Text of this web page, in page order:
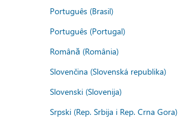
Português (Brasil)
Português (Portugal)
Română (România)
Slovenčina (Slovenská republika)
Slovenski (Slovenija)
Srpski (Rep. Srbija i Rep. Crna Gora)